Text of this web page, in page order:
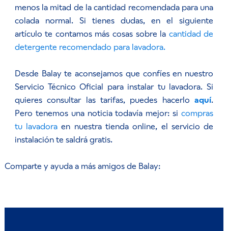
menos la mitad de la cantidad recomendada para una
colada normal. Si tienes dudas, en el siguiente
artículo te contamos más cosas sobre la cantidad de
detergente recomendado para lavadora.
Desde Balay te aconsejamos que confíes en nuestro
Servicio Técnico Oficial para instalar tu lavadora. Si
quieres consultar las tarifas, puedes hacerloaquí.
Pero tenemos una noticia todavía mejor: sicompras
tu lavadora en nuestra tienda online, el servicio de
instalación te saldrá gratis.
Comparte y ayuda a más amigos de Balay: